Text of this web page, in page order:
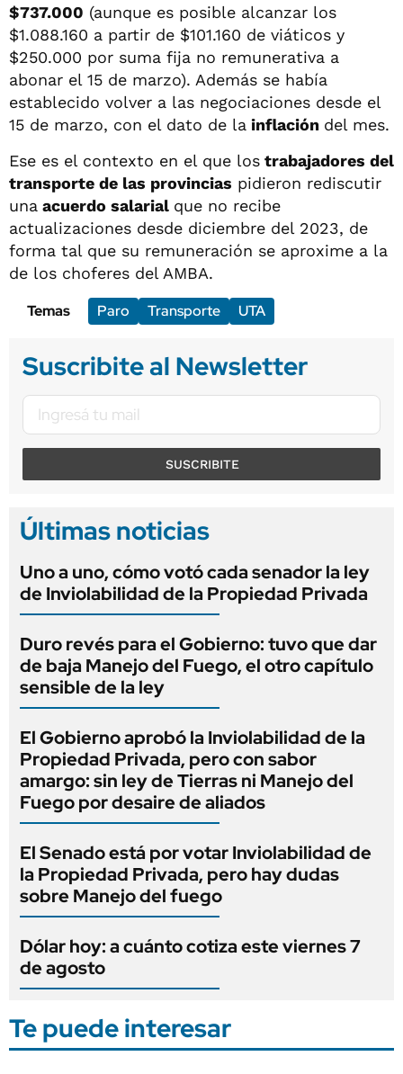
$737.000 (aunque es posible alcanzar los
$1.088.160 a partir de $101.160 de viáticos y
$250.000 por suma fija no remunerativa a
abonar el 15 de marzo). Además se había
establecido volver a las negociaciones desde el
15 de marzo, con el dato de la inflación del mes.
Ese es el contexto en el que los trabajadores del
transporte de las provincias pidieron rediscutir
una acuerdo salarial que no recibe
actualizaciones desde diciembre del 2023, de
forma tal que su remuneración se aproxime a la
de los choferes del AMBA.
Temas
Paro Transporte UTA
Suscribite al Newsletter
SUSCRIBITE
Últimas noticias
Uno a uno, cómo votó cada senador la ley
de Inviolabilidad de la Propiedad Privada
Duro revés para el Gobierno: tuvo que dar
de baja Manejo del Fuego, el otro capítulo
sensible de la ley
El Gobierno aprobó la Inviolabilidad de la
Propiedad Privada, pero con sabor
amargo: sin ley de Tierras ni Manejo del
Fuego por desaire de aliados
El Senado está por votar Inviolabilidad de
la Propiedad Privada, pero hay dudas
sobre Manejo del fuego
Dólar hoy: a cuánto cotiza este viernes 7
de agosto
Te puede interesar